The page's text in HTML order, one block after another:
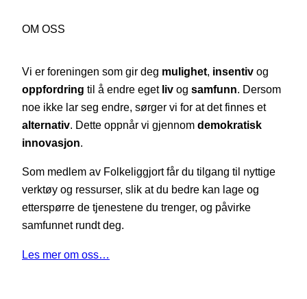
OM OSS
Vi er foreningen som gir deg mulighet, insentiv og
oppfordring til å endre eget liv og samfunn. Dersom
noe ikke lar seg endre, sørger vi for at det finnes et
alternativ. Dette oppnår vi gjennom demokratisk
innovasjon.
Som medlem av Folkeliggjort får du tilgang til nyttige
verktøy og ressurser, slik at du bedre kan lage og
etterspørre de tjenestene du trenger, og påvirke
samfunnet rundt deg.
Les mer om oss…